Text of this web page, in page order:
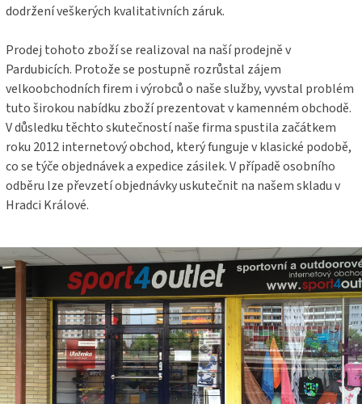
dodržení veškerých kvalitativních záruk.
Prodej tohoto zboží se realizoval na naší prodejně v
Pardubicích. Protože se postupně rozrůstal zájem
velkoobchodních firem i výrobců o naše služby, vyvstal problém
tuto širokou nabídku zboží prezentovat v kamenném obchodě.
V důsledku těchto skutečností naše firma spustila začátkem
roku 2012 internetový obchod, který funguje v klasické podobě,
co se týče objednávek a expedice zásilek. V případě osobního
odběru lze převzetí objednávky uskutečnit na našem skladu v
Hradci Králové.